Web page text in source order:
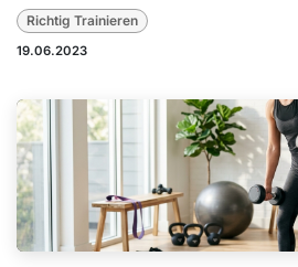
Richtig Trainieren
19.06.2023